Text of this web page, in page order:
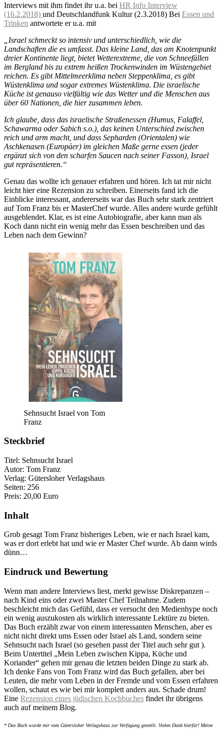
Interviews mit ihm findet ihr u.a. bei HR Info Interview
(16.2.2018) und Deutschlandfunk Kultur (2.3.2018) Bei Essen und
Trinken antwortete er u.a. mit
„Israel schmeckt so intensiv und unterschiedlich, wie die
Landschaften die es umfasst. Das kleine Land, das am Knotenpunkt
dreier Kontinente liegt, bietet Wetterextreme, die von Schneefällen
im Bergland bis zu extrem heißen Trockenwinden im Wüstengebiet
reichen. Es gibt Mittelmeerklima neben Steppenklima, es gibt
Wüstenklima und sogar extremes Wüstenklima. Die israelische
Küche ist genauso vielfältig wie das Wetter und die Menschen aus
über 60 Nationen, die hier zusammen leben.
Ich glaube, dass das israelische Straßenessen (Humus, Falaffel,
Schawarma oder Sabich s.o.), das keinen Unterschied zwischen
reich und arm macht, und dass Sepharden (Orientalen) wie
Aschkenasen (Europäer) im gleichen Maße gerne essen (jeder
ergänzt sich von den scharfen Saucen nach seiner Fasson), Israel
gut repräsentieren.“
Genau das wollte ich genauer erfahren und hören. Ich tat mir nicht
leicht hier eine Rezension zu schreiben. Einerseits fand ich die
Einblicke interessant, andererseits war das Buch sehr stark zentriert
auf Tom Franz bis er MasterChef wurde. Alles andere wurde gefühlt
ausgeblendet. Klar, es ist eine Autobiografie, aber kann man als
Koch dann nicht ein wenig mehr das Essen beschreiben und das
Leben nach dem Gewinn?
Sehnsucht Israel von Tom
Franz
Steckbrief
Titel: Sehnsucht Israel
Autor: Tom Franz
Verlag: Gütersloher Verlagshaus
Seiten: 256
Preis: 20,00 Euro
Inhalt
Grob gesagt Tom Franz bisheriges Leben, wie er nach Israel kam,
was er dort erlebt hat und wie er Master Chef wurde. Ab dann wirds
dünn…
Eindruck und Bewertung
Wenn man andere Interviews liest, merkt gewisse Diskrepanzen –
nach Kind eins oder zwei Master Chef Teilnahme. Zudem
beschleicht mich das Gefühl, dass er versucht den Medienhype noch
ein wenig auszukosten als wirklich interessante Lektüre zu bieten.
Das Buch erzählt zwar von einem interessanten Menschen, aber es
nicht nicht direkt ums Essen oder Israel als Land, sondern seine
Sehnsucht nach Israel (so gesehen passt der Titel auch sehr gut ).
Beim Untertitel „Mein Leben zwischen Kippa, Küche und
Koriander“ gehen mir genau die letzten beiden Dinge zu stark ab.
Ich denke Fans von Tom Franz wird das Buch gefallen, aber bei
Leuten, die mehr vom Leben in der Fremde und vom Essen erfahren
wollen, schaut es wie bei mir komplett anders aus. Schade drum!
Eine Rezension eines jüdischen Kochbuches findet ihr übrigens
auch auf meinem Blog.
* Das Buch wurde mir vom Gütersloher Verlagshaus zur Verfügung gestellt. Vielen Dank hierfür! Meine